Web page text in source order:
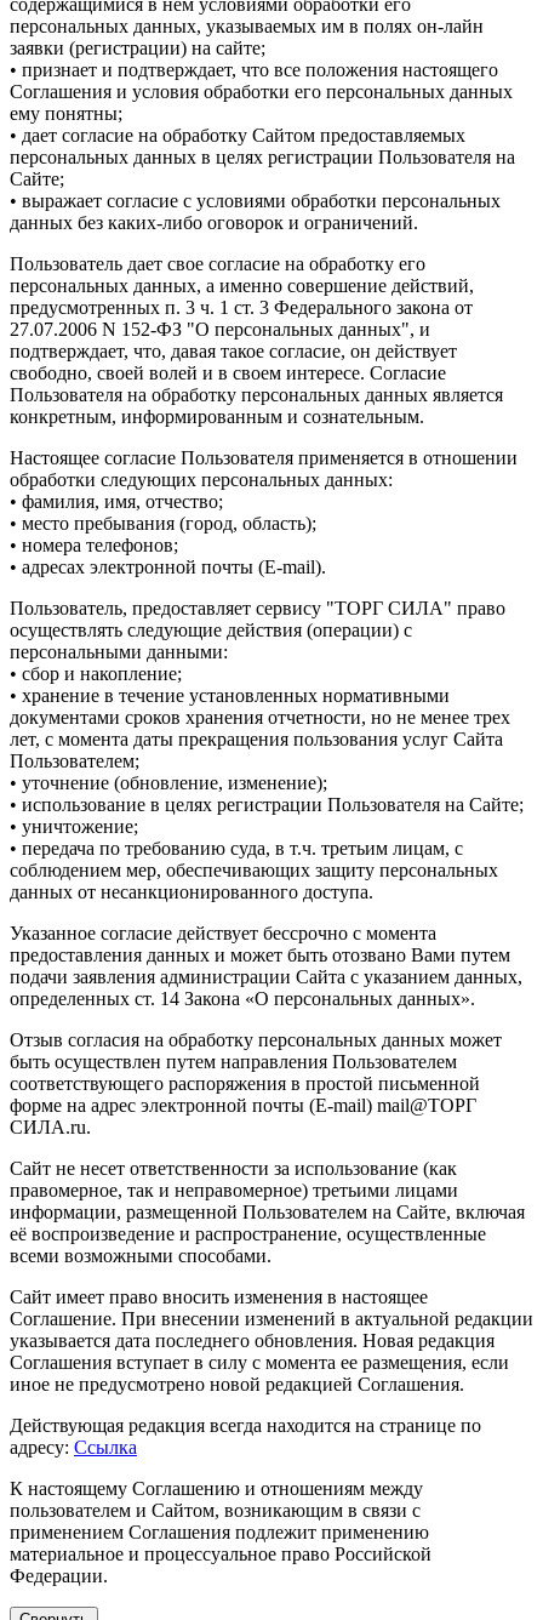
содержащимися в нем условиями обработки его
персональных данных, указываемых им в полях он-лайн
заявки (регистрации) на сайте;
• признает и подтверждает, что все положения настоящего
Соглашения и условия обработки его персональных данных
ему понятны;
• дает согласие на обработку Сайтом предоставляемых
персональных данных в целях регистрации Пользователя на
Сайте;
• выражает согласие с условиями обработки персональных
данных без каких-либо оговорок и ограничений.
Пользователь дает свое согласие на обработку его
персональных данных, а именно совершение действий,
предусмотренных п. 3 ч. 1 ст. 3 Федерального закона от
27.07.2006 N 152-ФЗ "О персональных данных", и
подтверждает, что, давая такое согласие, он действует
свободно, своей волей и в своем интересе. Согласие
Пользователя на обработку персональных данных является
конкретным, информированным и сознательным.
Настоящее согласие Пользователя применяется в отношении
обработки следующих персональных данных:
• фамилия, имя, отчество;
• место пребывания (город, область);
• номера телефонов;
• адресах электронной почты (E-mail).
Пользователь, предоставляет сервису "ТОРГ СИЛА" право
осуществлять следующие действия (операции) с
персональными данными:
• сбор и накопление;
• хранение в течение установленных нормативными
документами сроков хранения отчетности, но не менее трех
лет, с момента даты прекращения пользования услуг Сайта
Пользователем;
• уточнение (обновление, изменение);
• использование в целях регистрации Пользователя на Сайте;
• уничтожение;
• передача по требованию суда, в т.ч. третьим лицам, с
соблюдением мер, обеспечивающих защиту персональных
данных от несанкционированного доступа.
Указанное согласие действует бессрочно с момента
предоставления данных и может быть отозвано Вами путем
подачи заявления администрации Сайта с указанием данных,
определенных ст. 14 Закона «О персональных данных».
Отзыв согласия на обработку персональных данных может
быть осуществлен путем направления Пользователем
соответствующего распоряжения в простой письменной
форме на адрес электронной почты (E-mail) mail@ТОРГ
СИЛА.ru.
Сайт не несет ответственности за использование (как
правомерное, так и неправомерное) третьими лицами
информации, размещенной Пользователем на Сайте, включая
её воспроизведение и распространение, осуществленные
всеми возможными способами.
Сайт имеет право вносить изменения в настоящее
Соглашение. При внесении изменений в актуальной редакции
указывается дата последнего обновления. Новая редакция
Соглашения вступает в силу с момента ее размещения, если
иное не предусмотрено новой редакцией Соглашения.
Действующая редакция всегда находится на странице по
адресу: Ссылка
К настоящему Соглашению и отношениям между
пользователем и Сайтом, возникающим в связи с
применением Соглашения подлежит применению
материальное и процессуальное право Российской
Федерации.